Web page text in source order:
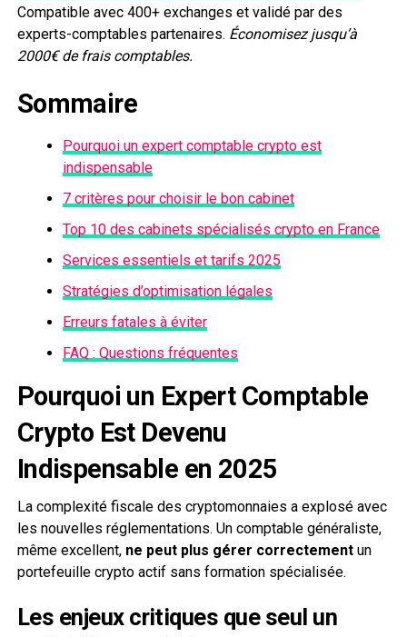
Compatible avec 400+ exchanges et validé par des
experts-comptables partenaires. Économisez jusqu’à
2000€ de frais comptables.
Sommaire
Pourquoi un expert comptable crypto est
indispensable
7 critères pour choisir le bon cabinet
Top 10 des cabinets spécialisés crypto en France
Services essentiels et tarifs 2025
Stratégies d’optimisation légales
Erreurs fatales à éviter
FAQ : Questions fréquentes
Pourquoi un Expert Comptable
Crypto Est Devenu
Indispensable en 2025
La complexité fiscale des cryptomonnaies a explosé avec
les nouvelles réglementations. Un comptable généraliste,
même excellent, ne peut plus gérer correctementun
portefeuille crypto actif sans formation spécialisée.
Les enjeux critiques que seul un